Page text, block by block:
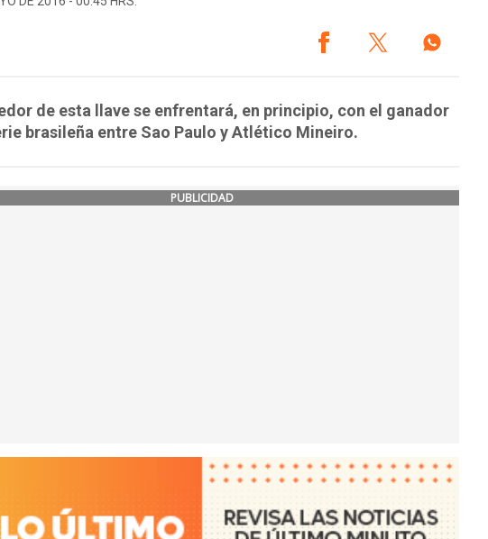
de esta llave se enfrentará, en principio, con el ganador
brasileña entre Sao Paulo y Atlético Mineiro.
PUBLICIDAD